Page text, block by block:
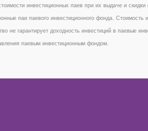
инвестиционных паев при их выдаче и скидки
паи паевого инвестиционного фонда. Стоимость
не гарантирует доходность инвестиций в паевые
паевым инвестиционным фондом.